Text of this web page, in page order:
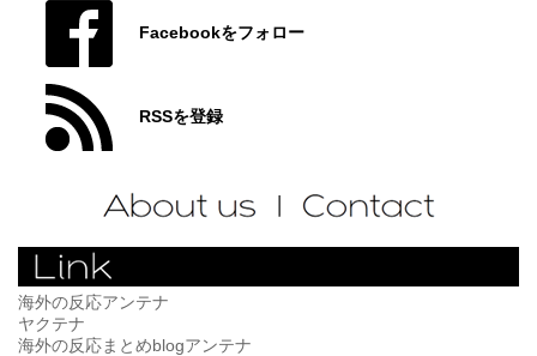
Facebookをフォロー
RSSを登録
海外の反応アンテナ
ヤクテナ
海外の反応まとめblogアンテナ